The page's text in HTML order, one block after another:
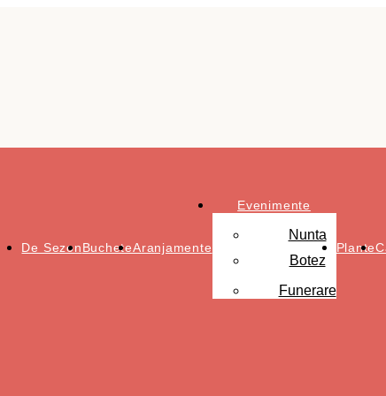
De SezonBucheteAranjamente
Evenimente
Nunta
Botez
Funerare
Plante